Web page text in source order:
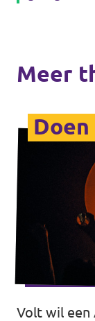
Meer
Volt wil een